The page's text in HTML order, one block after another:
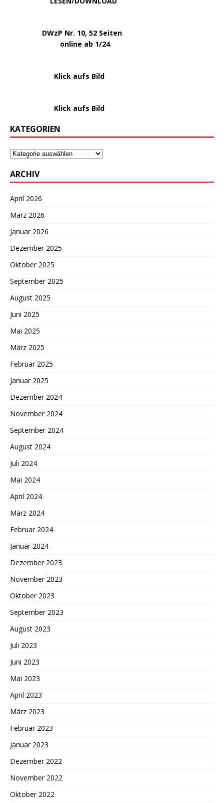
DWzP Nr. 10, 52 Seiten
online ab 1/24
Klick aufs Bild
Klick aufs Bild
KATEGORIEN
ARCHIV
April 2026
März 2026
Januar 2026
Dezember 2025
Oktober 2025
September 2025
August 2025
Juni 2025
Mai 2025
März 2025
Februar 2025
Januar 2025
Dezember 2024
November 2024
September 2024
August 2024
Juli 2024
Mai 2024
April 2024
März 2024
Februar 2024
Januar 2024
Dezember 2023
November 2023
Oktober 2023
September 2023
August 2023
Juli 2023
Juni 2023
Mai 2023
April 2023
März 2023
Februar 2023
Januar 2023
Dezember 2022
November 2022
Oktober 2022